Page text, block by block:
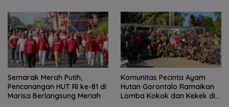
Semarak Merah Putih,
Pencanangan HUT RI ke-81 di
Marisa Berlangsung Meriah
Komunitas Pecinta Ayam
Hutan Gorontalo Ramaikan
Lomba Kokok dan Kekek di